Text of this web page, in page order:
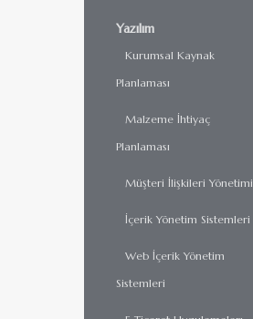
Yazılım
Kurumsal Kaynak
Planlaması
Malzeme İhtiyaç
Planlaması
Müşteri İlişkileri Yönetimi
İçerik Yönetim Sistemleri
Web İçerik Yönetim
Sistemleri